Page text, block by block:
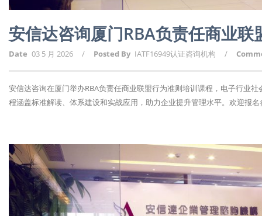
安信达咨询厦门RBA负责任商业
Date 03 5 月 2026 / Posted By IATF16949认证咨询机构 /
安信达咨询在厦门举办RBA负责任商业联盟行为准则培训课程，电子行业
程涵盖标准解读、体系建设和实战应用，助力企业提升管理水平。欢迎报